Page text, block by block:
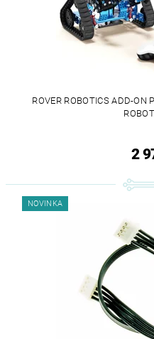
ROVER ROBOTICS ADD-ON
2
NOVINKA